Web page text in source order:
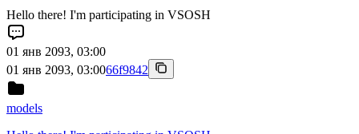
Hello there! I'm participating in VSOSH
01 янв 2093, 03:00
01 янв 2093, 03:0066f9842
models